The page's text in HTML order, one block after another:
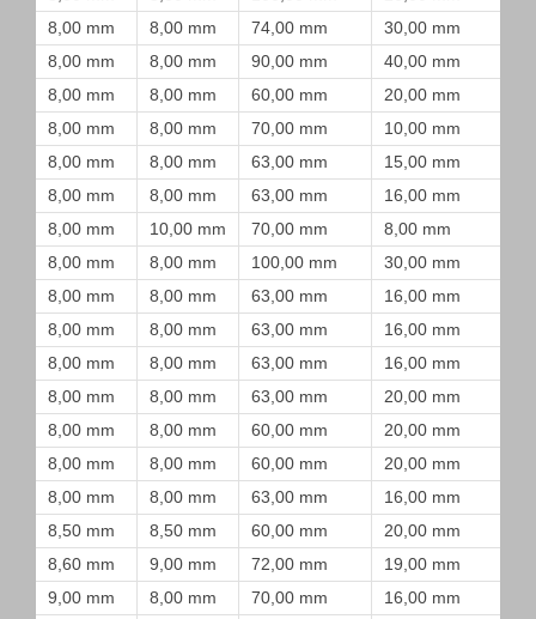
8,00 mm
8,00 mm 74,00 mm
30,00 mm
8,00 mm
8,00 mm 90,00 mm
40,00 mm
8,00 mm
8,00 mm 60,00 mm
20,00 mm
8,00 mm
8,00 mm 70,00 mm
10,00 mm
8,00 mm
8,00 mm 63,00 mm
15,00 mm
8,00 mm
8,00 mm 63,00 mm
16,00 mm
8,00 mm
10,00 mm 70,00 mm
8,00 mm
8,00 mm
8,00 mm 100,00 mm
30,00 mm
8,00 mm
8,00 mm 63,00 mm
16,00 mm
8,00 mm
8,00 mm 63,00 mm
16,00 mm
8,00 mm
8,00 mm 63,00 mm
16,00 mm
8,00 mm
8,00 mm 63,00 mm
20,00 mm
8,00 mm
8,00 mm 60,00 mm
20,00 mm
8,00 mm
8,00 mm 60,00 mm
20,00 mm
8,00 mm
8,00 mm 63,00 mm
16,00 mm
8,50 mm
8,50 mm 60,00 mm
20,00 mm
8,60 mm
9,00 mm 72,00 mm
19,00 mm
9,00 mm
8,00 mm 70,00 mm
16,00 mm